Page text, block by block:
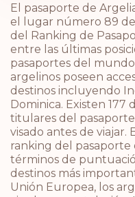
El pasaporte de
el lugar número 89
del Ranking de
entre las últimas
pasaportes del
argelinos poseen
destinos incluyendo
Dominica. Existen 177
titulares del
visado antes de viajar.
ranking del
términos de
destinos más
Unión Europea, los